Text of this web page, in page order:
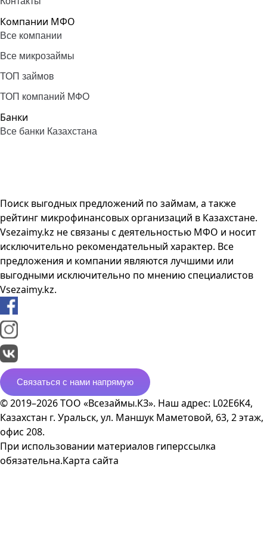
Компании МФО
Все компании
Все микрозаймы
ТОП займов
ТОП компаний МФО
Банки
Все банки Казахстана
Поиск выгодных предложений по займам, а также
рейтинг микрофинансовых организаций в Казахстане.
Vsezaimy.kz не связаны с деятельностью МФО и носит
исключительно рекомендательный характер. Все
предложения и компании являются лучшими или
выгодными исключительно по мнению специалистов
Vsezaimy.kz.
Связаться с нами напрямую
© 2019–2026 ТОО «Всезаймы.КЗ». Наш адрес: L02E6K4,
Казахстан г. Уральск, ул. Маншук Маметовой, 63, 2 этаж,
офис 208.
При использовании материалов гиперссылка
обязательна.Карта сайта